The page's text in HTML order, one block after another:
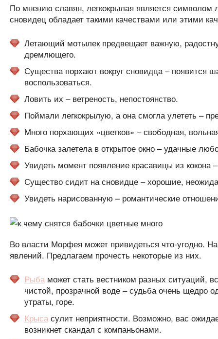
По мнению славян, легкокрылая является символом
сновидец обладает такими качествами или этими
Летающий мотылек предвещает важную,
дремлющего.
Существа порхают вокруг сновидца – появится
воспользоваться.
Ловить их – ветреность, непостоянство.
Поймали легкокрылую, а она смогла улететь –
Много порхающих «цветков» – свободная,
Бабочка залетела в открытое окно – удачные
Увидеть момент появление красавицы из кокона
Существо сидит на сновидце – хорошие,
Увидеть нарисованную – романтические
Во власти Морфея может привидеться что-угодно.
явлений. Предлагаем прочесть некоторые из них.
Рыбаможет стать вестником разных ситуаций,
чистой, прозрачной воде – судьба очень щедро
утраты, горе.
Крысасулит неприятности. Возможно, вас
возникнет скандал с компаньонами.